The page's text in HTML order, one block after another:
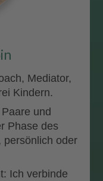
Mediator,
Kindern.
und
Phase des
persönlich oder
Ich verbinde